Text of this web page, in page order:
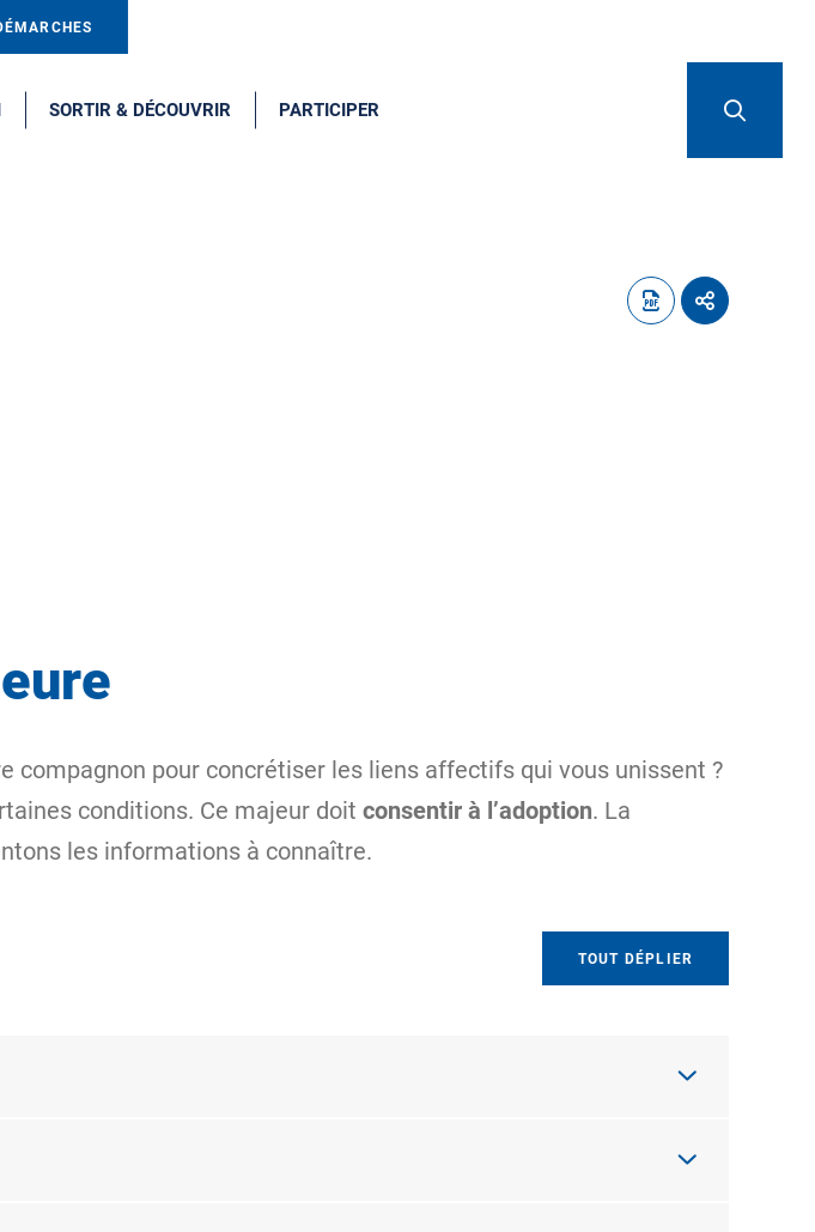
SORTIR & DÉCOUVRIR PARTICIPER
compagnon pour concrétiser les liens affectifs qui vous unissent ?
conditions. Ce majeur doit consentir à l’adoption. La
les informations à connaître.
TOUT DÉPLIER